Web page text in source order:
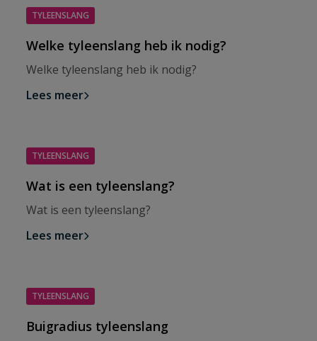
TYLEENSLANG
Welke tyleenslang heb ik nodig?
Welke tyleenslang heb ik nodig?
Lees meer
TYLEENSLANG
Wat is een tyleenslang?
Wat is een tyleenslang?
Lees meer
TYLEENSLANG
Buigradius tyleenslang